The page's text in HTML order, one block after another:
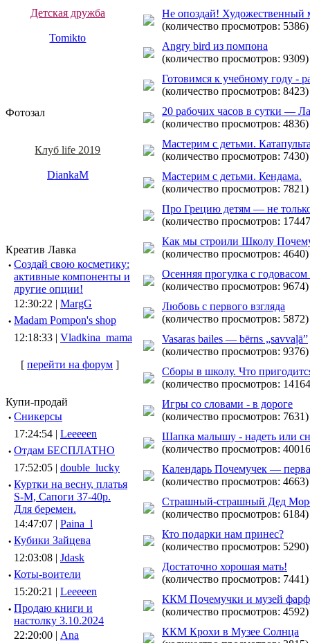
Детская дружба
Tomikto
Фотозал
Клуб life 2019
DiankaM
Креатив Лавка
· Создай свою косметику:
активные компоненты и
другие опции!
12:30:22 | MargG
· Madam Pompon's shop
12:18:33 | Vladkina_mama
[ перейти на форум ]
Купи-продай
· Сникерсы
17:24:54 | Leeeeen
· Отдам БЕСПЛАТНО
17:52:05 | double_lucky
· Куртки на весну, платья
S-M, Сапоги 37-40р.
Для беремен.
14:47:07 | Paina_l
· Кубики Зайцева
12:03:08 | Jdask
· Коты-воители
15:20:21 | Leeeeen
· Продаю книги и
настолку 3.10.2024
22:20:00 | Ana
Не опоздай! Художественный
(количество просмотров: 5386)
Angry bird из помпона
(количество просмотров: 9309)
Готовимся к учебному году -
(количество просмотров: 8423)
20 рабочих часов в сутки —
(количество просмотров: 4836)
Мастерим с детьми.
(количество просмотров: 7430)
Мастерим с детьми. Кендама.
(количество просмотров: 7821)
Про Грецию детям — не
(количество просмотров:
Как мы строили Школу
(количество просмотров: 4640)
Осенняя прогулка с
(количество просмотров: 9674)
Любовь с первого взгляда
(количество просмотров: 5872)
Vasaras bailes — bērns „savvaļā”
(количество просмотров: 9376)
Сборы в школу. Что
(количество просмотров:
Игры со словами - в дороге
(количество просмотров: 7631)
Шапка малышу - надеть или
(количество просмотров:
Календарь Почемучек —
(количество просмотров: 4663)
Страшный-страшный Дед
(количество просмотров: 6184)
Кто подарки нам принес?
(количество просмотров: 5290)
Достаточно хорошая мать!
(количество просмотров: 7441)
ККМ Почемучки и музей
(количество просмотров: 4592)
ККМ Крохи в Музее Солнца